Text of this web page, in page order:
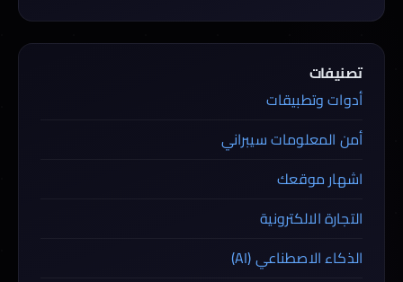
تصنيفات
أدوات وتطبيقات
أمن المعلومات سيبراني
اشهار موقعك
التجارة الالكترونية
الذكاء الاصطناعي (AI)